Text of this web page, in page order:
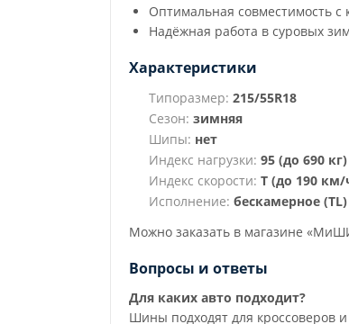
Оптимальная совместимость
Надёжная работа в суровых
Характеристики
Типоразмер: 215/55R18
Сезон: зимняя
Шипы: нет
Индекс нагрузки: 95 (до 690 кг)
Индекс скорости: T (до 190 км/
Исполнение: бескамерное (TL)
Можно заказать в магазине
Вопросы и ответы
Для каких авто подходит?
Шины подходят для кроссоверов